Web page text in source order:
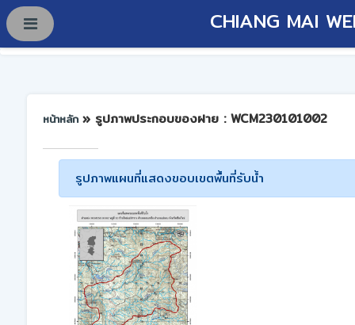
CHIANG MAI
หน้าหลัก » รูปภาพประกอบของฝาย : WCM230101002
รูปภาพแผนที่แสดงขอบเขตพื้นที่รับน้ำ